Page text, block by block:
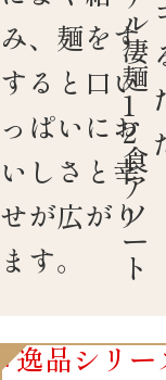
ル
凄
麺
1
2
食
ア
ソ
ー
ト
み、麺をす
すると口い
っぱいにお
いしさと幸
せが広がり
ます。
｢逸品シリ